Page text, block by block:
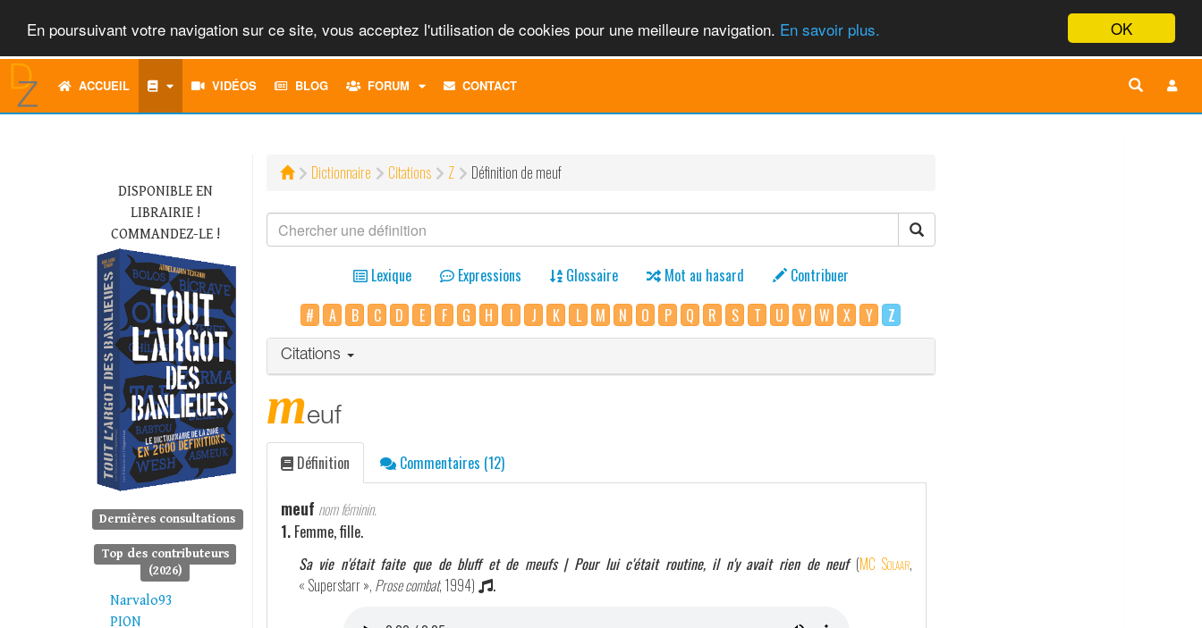
OK
En poursuivant votre navigation sur ce site, vous acceptez l'utilisation de cookies pour une meilleure navigation. En savoir plus.
ACCUEIL VIDÉOS BLOG FORUM
TOGGLECONTACT
DISPONIBLE EN
LIBRAIRIE !
COMMANDEZ-LE !
Dernières consultations
Top des contributeurs
(2026)
Narvalo93
PION
Dictionnaire Citations Z Définition de meuf
Lexique Expressions Glossaire Mot au hasard
Contribuer
#
A B C D E F G H I J K L M N O P Q R S T U V W X Y Z
Citations
meuf
Définition Commentaires (12)
meuf nom féminin.
1. Femme, fille.
Sa vie n'était faite que de bluff et de meufs | Pour lui c'était routine, il n'y avait rien de neuf (MC Solaar,
« Superstarr », Prose combat, 1994) .